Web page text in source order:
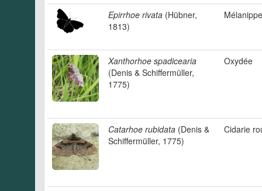
Epirrhoe rivata (Hübner,
1813)
Xanthorhoe spadicearia
(Denis & Schiffermüller,
1775)
Oxydée
Catarhoe rubidata (Denis &
Schiffermüller, 1775)
Cidarie